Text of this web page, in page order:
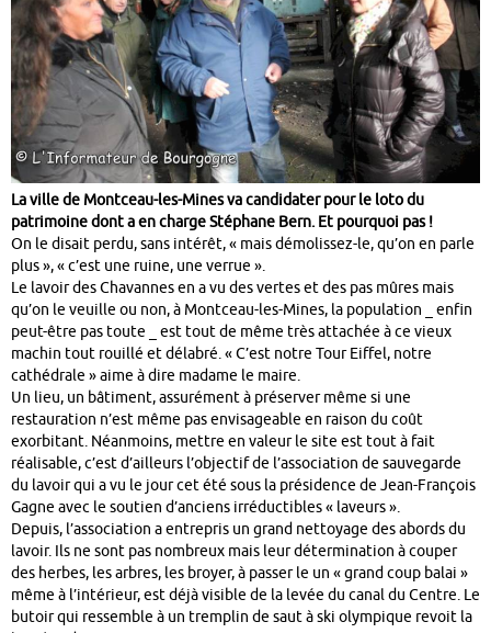
La ville de Montceau-les-Mines va candidater pour le loto du
patrimoine dont a en charge Stéphane Bern. Et pourquoi pas !
On le disait perdu, sans intérêt, « mais démolissez-le, qu’on en parle
plus », « c’est une ruine, une verrue ».
Le lavoir des Chavannes en a vu des vertes et des pas mûres mais
qu’on le veuille ou non, à Montceau-les-Mines, la population _ enfin
peut-être pas toute _ est tout de même très attachée à ce vieux
machin tout rouillé et délabré. « C’est notre Tour Eiffel, notre
cathédrale » aime à dire madame le maire.
Un lieu, un bâtiment, assurément à préserver même si une
restauration n’est même pas envisageable en raison du coût
exorbitant. Néanmoins, mettre en valeur le site est tout à fait
réalisable, c’est d’ailleurs l’objectif de l’association de sauvegarde
du lavoir qui a vu le jour cet été sous la présidence de Jean-François
Gagne avec le soutien d’anciens irréductibles « laveurs ».
Depuis, l’association a entrepris un grand nettoyage des abords du
lavoir. Ils ne sont pas nombreux mais leur détermination à couper
des herbes, les arbres, les broyer, à passer le un « grand coup balai »
même à l’intérieur, est déjà visible de la levée du canal du Centre. Le
butoir qui ressemble à un tremplin de saut à ski olympique revoit la